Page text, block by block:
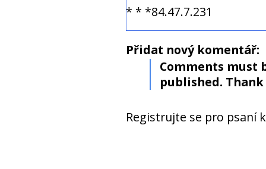
* * *84.47.7.231
Přidat nový komentář:
Comments must
published. Thank
Registrujte se pro psaní